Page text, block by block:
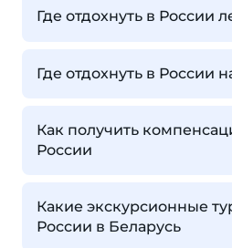
Где отдохнуть в России
Где отдохнуть в России
Как получить
России
Какие экскурсионные
России в Беларусь